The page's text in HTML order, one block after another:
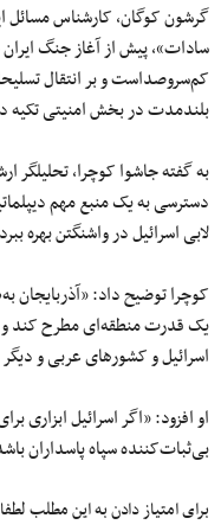
گرشون کوگان، کارشناس مسائل
سادات»، پیش از آغاز جنگ ایران
کم‌سروصداست و بر انتقال
بلندمدت در بخش امنیتی تکیه
به گفته جاشوا کوچرا، تحلیلگر
دسترسی به یک منبع مهم
لابی اسرائیل در واشنگتن بهره
کوچرا توضیح داد: «آذربایجان
یک قدرت منطقه‌ای مطرح کند و
اسرائیل و کشورهای عربی و
او افزود: «اگر اسرائیل ابزاری
بی‌ثبات‌کننده سپاه پاسداران
برای امتیاز دادن به این مطلب